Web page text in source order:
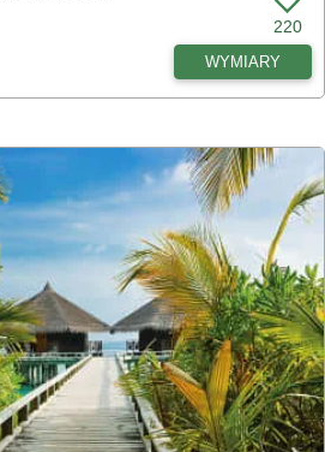
220
WYMIARY